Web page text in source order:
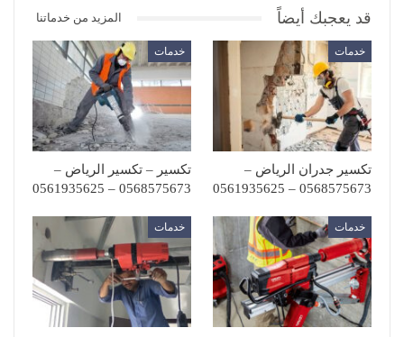
قد يعجبك أيضاً المزيد من خدماتنا
خدمات
تكسير جدران الرياض –
0568575673 – 0561935625
خدمات
تكسير – تكسير الرياض –
0568575673 – 0561935625
خدمات خدمات